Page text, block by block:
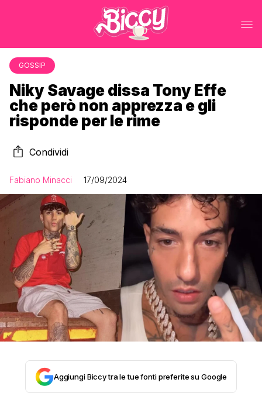
GOSSIP
Niky Savage dissa Tony Effe
che però non apprezza e gli
risponde per le rime
Condividi
Fabiano Minacci 17/09/2024
Aggiungi Biccy tra le tue fonti preferite su Google